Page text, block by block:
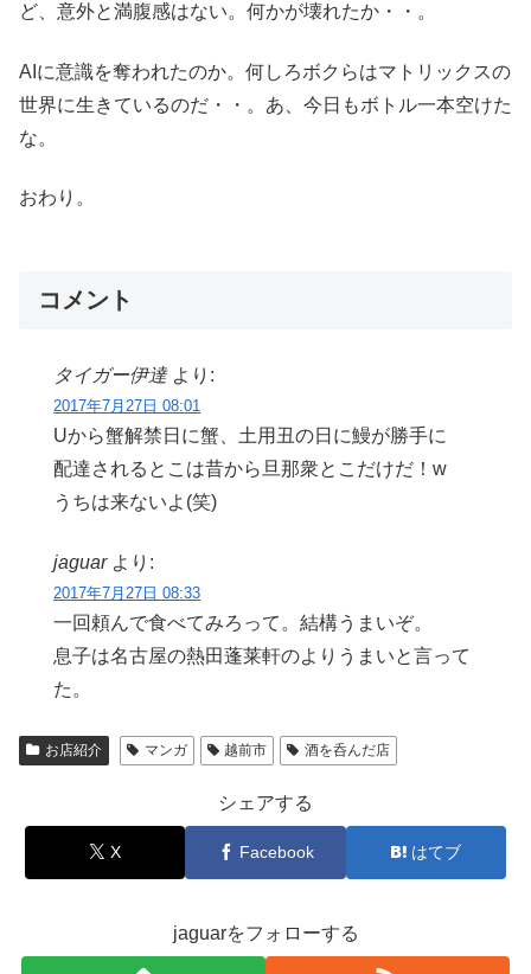
ど、意外と満腹感はない。何かが壊れたか・・。
AIに意識を奪われたのか。何しろボクらはマトリックスの
世界に生きているのだ・・。あ、今日もボトル一本空けた
な。
おわり。
コメント
タイガー伊達 より:
2017年7月27日 08:01
Uから蟹解禁日に蟹、土用丑の日に鰻が勝手に
配達されるとこは昔から旦那衆とこだけだ！w
うちは来ないよ(笑)
jaguar より:
2017年7月27日 08:33
一回頼んで食べてみろって。結構うまいぞ。
息子は名古屋の熱田蓬莱軒のよりうまいと言って
た。
お店紹介 マンガ 越前市 酒を呑んだ店
シェアする
X Facebook はてブ
jaguarをフォローする